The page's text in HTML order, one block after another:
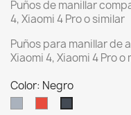
Puños de manillar
4, Xiaomi 4 Pro o similar
Puños para manillar de
Xiaomi 4, Xiaomi 4 Pro
Color: Negro